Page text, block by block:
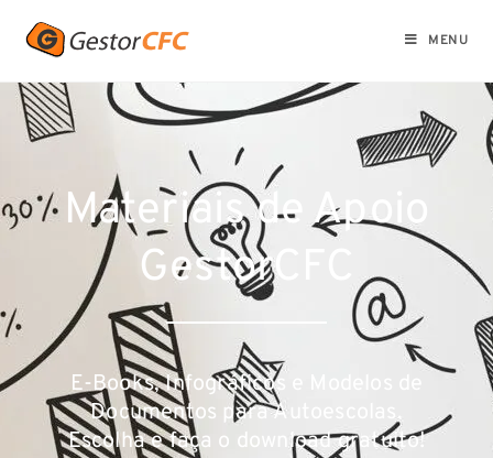
MENU
Materiais de Apoio
GestorCFC
E-Books, Infográficos e Modelos de
Documentos para Autoescolas.
Escolha e faça o download gratuito!